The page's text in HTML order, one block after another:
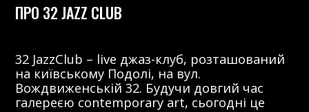
ПРО 32 JAZZ CLUB
32 JazzClub – live джаз-клуб, розташований
на київському Подолі, на вул.
Вождвиженській 32. Будучи довгий час
галереєю contemporary art, сьогодні це